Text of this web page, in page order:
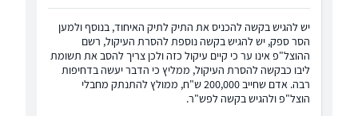
יש להגיש בקשה להכניס את התיק לתיק האיחוד, בנוסף ולמען
הסר ספק, יש להגיש בקשה נוספת להסרת העיקול, רשם
ההוצל"פ אינו ער כי קיים עיקול כזה ולכן צריך להסב את תשומת
ליבו כבקשה להסרת העיקול, ממליץ כי הדבר יעשה בדחיפות
רבה. אדם שחייב 200,000 ש"ח, ממולץ להתנתק מחבלי
הוצל"פ ולהגיש בקשה לפש"ר.